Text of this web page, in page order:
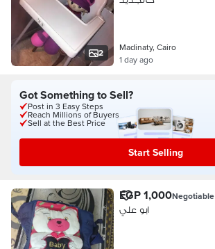
2
Madinaty, Cairo
1 day ago
Got Something to Sell?
Post in 3 Easy Steps
Reach Millions of Buyers
Sell at the Best Price
Start Selling
EGP 1,000Negotiable
ابو علي